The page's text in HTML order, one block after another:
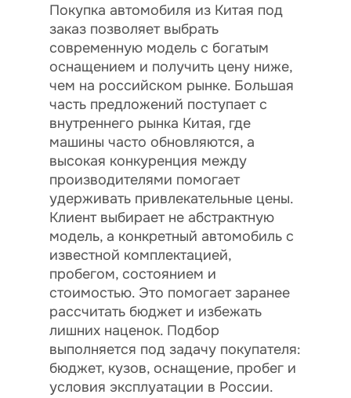
Покупка автомобиля из Китая под
заказ позволяет выбрать
современную модель с богатым
оснащением и получить цену ниже,
чем на российском рынке. Большая
часть предложений поступает с
внутреннего рынка Китая, где
машины часто обновляются, а
высокая конкуренция между
производителями помогает
удерживать привлекательные цены.
Клиент выбирает не абстрактную
модель, а конкретный автомобиль с
известной комплектацией,
пробегом, состоянием и
стоимостью. Это помогает заранее
рассчитать бюджет и избежать
лишних наценок. Подбор
выполняется под задачу покупателя:
бюджет, кузов, оснащение, пробег и
условия эксплуатации в России.